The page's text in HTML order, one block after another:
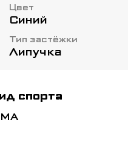
Цвет
Синий
Тип застёжки
Липучка
спорта